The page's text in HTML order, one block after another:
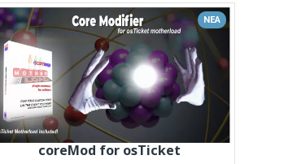
ΝΈΑ
coreMod for osTicket